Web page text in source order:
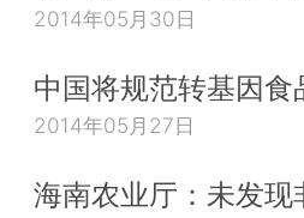
2014年05月30日
中国将规范转基因食
2014年05月27日
海南农业厅：未发